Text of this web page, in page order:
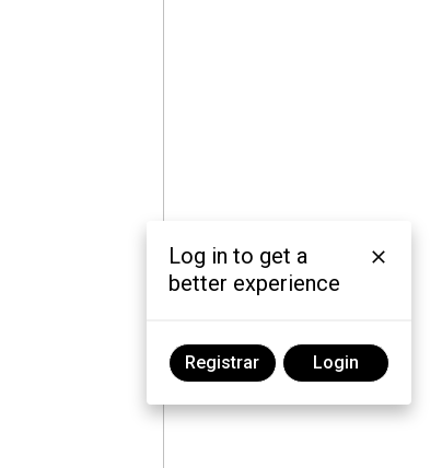
Log in to get a
better experience
Registrar Login